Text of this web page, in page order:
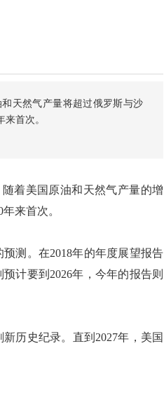
和天然气产量将超过俄罗斯与沙
首次。
着美国原油和天然气产量的增
来首次。
测。在2018年的年度展望报告
计要到2026年，今年的报告则
历史纪录。直到2027年，美国